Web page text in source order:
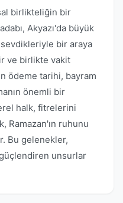
birlikteliğin bir
Akyazı'da büyük
bir araya
ve birlikte vakit
ödeme tarihi, bayram
önemli bir
halk, fitrelerini
Ramazan'ın ruhunu
Bu gelenekler,
unsurlar